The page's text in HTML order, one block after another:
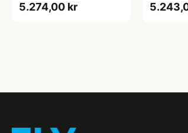
5.274,00 kr